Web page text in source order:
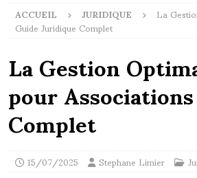
ACCUEIL JURIDIQUE La
Guide Juridique Complet
La Gestion
pour
Complet
15/07/2025 Stephane Limier